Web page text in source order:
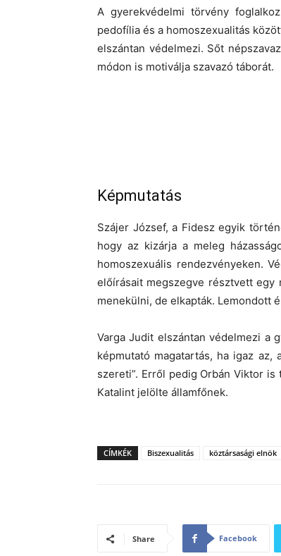
A gyerekvédelmi törvény
pedofília és a homoszexualitás
elszántan védelmezi. Sőt
módon is motiválja szavazó táborát.
Képmutatás
Szájer József, a Fidesz egyik
hogy az kizárja a meleg
homoszexuális rendezvényeken.
előírásait megszegve résztvett
menekülni, de elkapták. Lemondott
Varga Judit elszántan védelmezi a
képmutató magatartás, ha igaz az,
szereti”. Erről pedig Orbán Viktor
Katalint jelölte államfőnek.
CÍMKÉK Biszexualitás köztársasági elnök
Share Facebook